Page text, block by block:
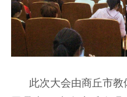
此次大会由商丘市